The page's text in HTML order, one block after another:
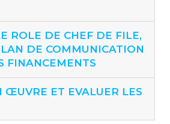
ROLE DE CHEF DE FILE,
DE COMMUNICATION
FINANCEMENTS
ŒUVRE ET EVALUER LES